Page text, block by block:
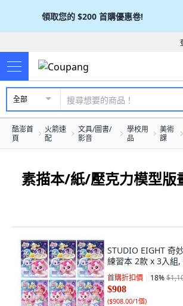
領取您的 $200 首購優惠卷!
全部
酷澎首
頁
火箭速
配
文具/圖書/
影音
學校用
品
美術
課
素描本/紙/壓克力模型版
STUDIO EIGHT 奇
練習本 2款 x 3入組
首購折扣價 18%
$908
($908.00/1個)